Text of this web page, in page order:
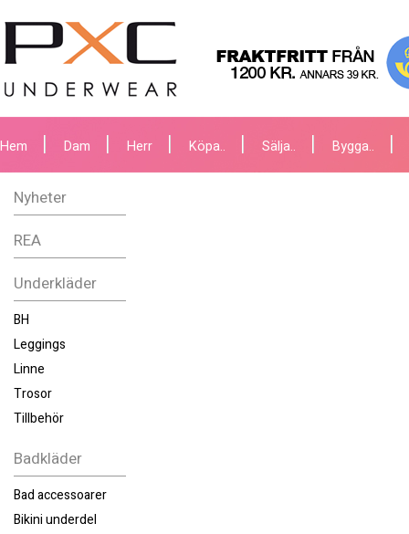
Hem Dam Herr Köpa.. Sälja.. Bygga..
Nyheter
REA
Underkläder
BH
Leggings
Linne
Trosor
Tillbehör
Badkläder
Bad accessoarer
Bikini underdel